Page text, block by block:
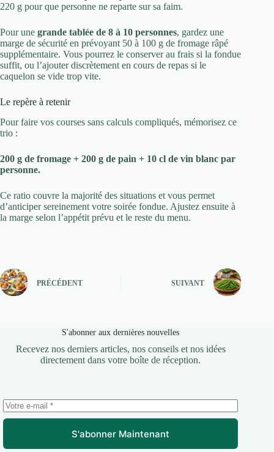
220 g pour que personne ne reparte sur sa faim.
Pour une grande tablée de 8 à 10 personnes, gardez une
marge de sécurité en prévoyant 50 à 100 g de fromage râpé
supplémentaire. Vous pourrez le conserver au frais si la fondue
suffit, ou l’ajouter discrètement en cours de repas si le
caquelon se vide trop vite.
Le repère à retenir
Pour faire vos courses sans calculs compliqués, mémorisez ce
trio :
200 g de fromage + 200 g de pain + 10 cl de vin blanc par
personne.
Ce ratio couvre la majorité des situations et vous permet
d’anticiper sereinement votre soirée fondue. Ajustez ensuite à
la marge selon l’appétit prévu et le reste du menu.
PRÉCÉDENT SUIVANT
S'abonner aux dernières nouvelles
Recevez nos derniers articles, nos conseils et nos idées
directement dans votre boîte de réception.
S'abonner Maintenant